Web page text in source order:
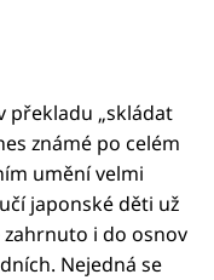
překladu „skládat
známé po celém
umění velmi
japonské děti už
i do osnov
Nejedná se